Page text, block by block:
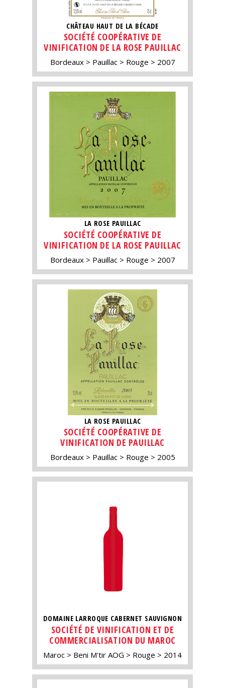
CHÂTEAU HAUT DE LA BÉCADE
SOCIÉTÉ COOPÉRATIVE DE
VINIFICATION DE LA ROSE PAUILLAC
Bordeaux Pauillac Rouge 2007
LA ROSE PAUILLAC
SOCIÉTÉ COOPÉRATIVE DE
VINIFICATION DE LA ROSE PAUILLAC
Bordeaux Pauillac Rouge 2007
LA ROSE PAUILLAC
SOCIÉTÉ COOPÉRATIVE DE
VINIFICATION DE PAUILLAC
Bordeaux Pauillac Rouge 2005
DOMAINE LARROQUE CABERNET SAUVIGNON
SOCIÉTÉ DE VINIFICATION ET DE
COMMERCIALISATION DU MAROC
Maroc Beni M'tir AOG Rouge 2014